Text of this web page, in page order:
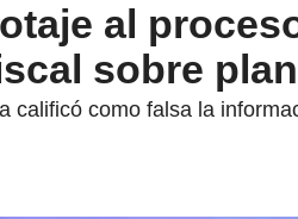
al
sobre
calificó como falsa la